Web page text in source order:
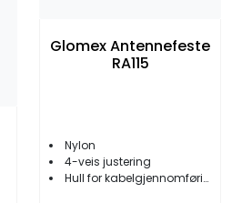
Glomex Antennefeste
RA115
Nylon
4-veis justering
Hull for kabelgjennomføring